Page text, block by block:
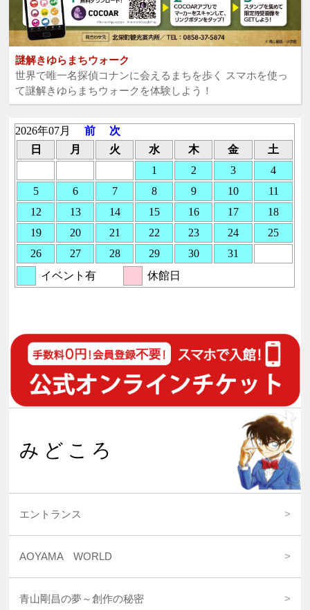
謎解きゆらまちウォーク
世界で唯一名探偵コナンに会えるまちを歩く スマホを使っ
て謎解きゆらまちウォークを体験しよう！
みどころ
エントランス
AOYAMA WORLD
青山剛昌の夢～創作の秘密